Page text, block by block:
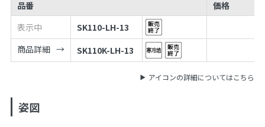
品番
価格
表示中
SK110-LH-13
商品詳細
SK110K-LH-13
アイコンの詳細についてはこちら
姿図